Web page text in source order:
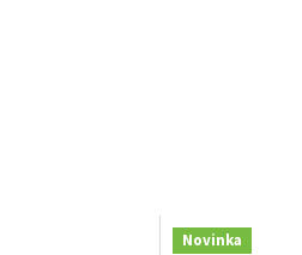
Novinka